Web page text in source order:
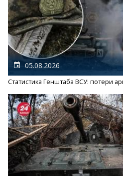
05.08.2026
Статистика Генштаба ВСУ: потери